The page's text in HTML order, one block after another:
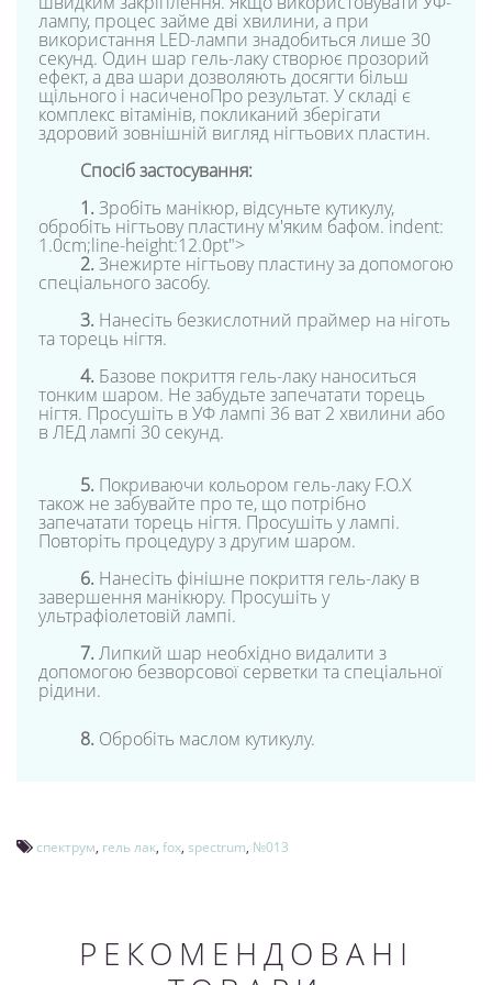
лампу, процес займе дві хвилини, а при
використання LED-лампи знадобиться лише 30
секунд. Один шар гель-лаку створює прозорий
ефект, а два шари дозволяють досягти більш
щільного і насиченоПро результат. У складі є
комплекс вітамінів, покликаний зберігати
здоровий зовнішній вигляд нігтьових пластин.
Спосіб застосування:
1. Зробіть манікюр, відсуньте кутикулу,
обробіть нігтьову пластину м'яким бафом. indent:
1.0cm;line-height:12.0pt">
2. Знежирте нігтьову пластину за допомогою
спеціального засобу.
3. Нанесіть безкислотний праймер на ніготь
та торець нігтя.
4. Базове покриття гель-лаку наноситься
тонким шаром. Не забудьте запечатати торець
нігтя. Просушіть в УФ лампі 36 ват 2 хвилини або
в ЛЕД лампі 30 секунд.
5. Покриваючи кольором гель-лаку F.O.X
також не забувайте про те, що потрібно
запечатати торець нігтя. Просушіть у лампі.
Повторіть процедуру з другим шаром.
6. Нанесіть фінішне покриття гель-лаку в
завершення манікюру. Просушіть у
ультрафіолетовій лампі.
7. Липкий шар необхідно видалити з
допомогою безворсової серветки та спеціальної
рідини.
8. Обробіть маслом кутикулу.
спектрум, гель лак, fox, spectrum, №013
РЕКОМЕНДОВАНІ